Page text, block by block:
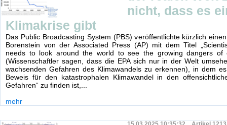
nicht, dass es
Klimakrise gibt
Das Public Broadcasting System (PBS) veröffentlichte kürzlich
Borenstein von der Associated Press (AP) mit dem Titel
needs to look around the world to see the growing dangers of
(Wissenschaftler sagen, dass die EPA sich nur in der Welt
wachsenden Gefahren des Klimawandels zu erkennen), in dem
Beweis für den katastrophalen Klimawandel in den
Gefahren“ zu finden ist,...
mehr